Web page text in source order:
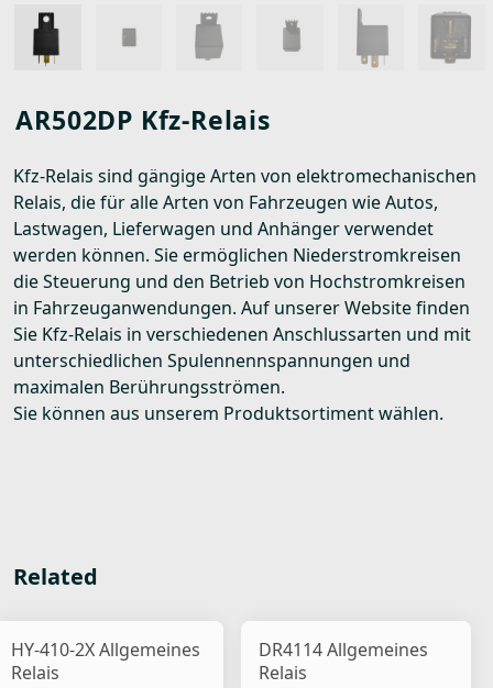
AR502DP Kfz-Relais
Kfz-Relais sind gängige Arten von elektromechanischen
Relais, die für alle Arten von Fahrzeugen wie Autos,
Lastwagen, Lieferwagen und Anhänger verwendet
werden können. Sie ermöglichen Niederstromkreisen
die Steuerung und den Betrieb von Hochstromkreisen
in Fahrzeuganwendungen. Auf unserer Website finden
Sie Kfz-Relais in verschiedenen Anschlussarten und mit
unterschiedlichen Spulennennspannungen und
maximalen Berührungsströmen.
Sie können aus unserem Produktsortiment wählen.
Related
HY-410-2X Allgemeines
Relais
DR4114 Allgemeines
Relais